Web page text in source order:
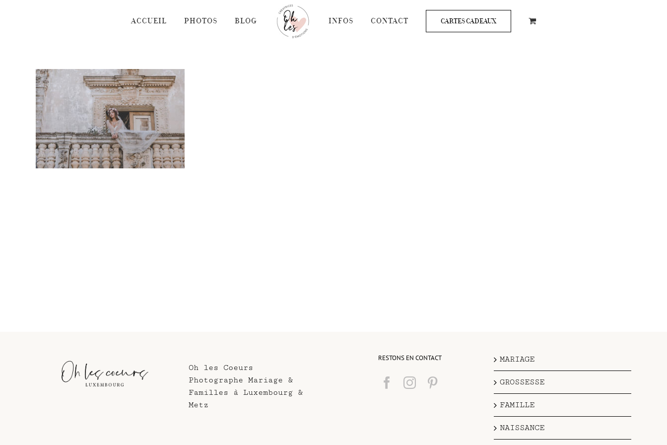
ACCUEIL PHOTOS BLOG INFOS CONTACT CARTES CADEAUX
Oh les Coeurs
Photographe Mariage &
Familles à Luxembourg &
Metz
RESTONS EN CONTACT MARIAGE
GROSSESSE
FAMILLE
NAISSANCE